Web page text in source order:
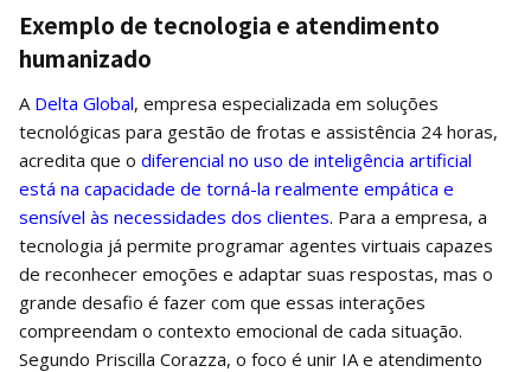
Exemplo de tecnologia e atendimento
humanizado
A Delta Global, empresa especializada em soluções
tecnológicas para gestão de frotas e assistência 24 horas,
acredita que o diferencial no uso de inteligência artificial
está na capacidade de torná-la realmente empática e
sensível às necessidades dos clientes. Para a empresa, a
tecnologia já permite programar agentes virtuais capazes
de reconhecer emoções e adaptar suas respostas, mas o
grande desafio é fazer com que essas interações
compreendam o contexto emocional de cada situação.
Segundo Priscilla Corazza, o foco é unir IA e atendimento